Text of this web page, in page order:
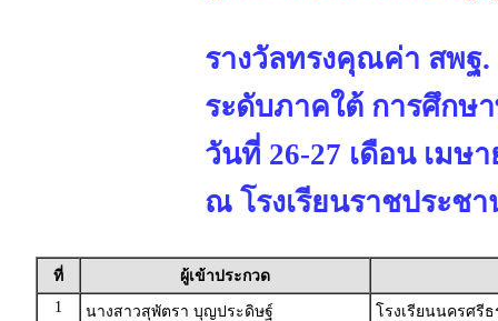
รางวัลทรงคุณค่า สพฐ.
ระดับภาคใต้ การศึกษ
วันที่ 26-27 เดือน เมษ
ณ โรงเรียนราชประช
ที่
ผู้เข้าประกวด
1
นางสาวสุพัตรา บุญประดิษฐ์
โรงเรียนนครศรี